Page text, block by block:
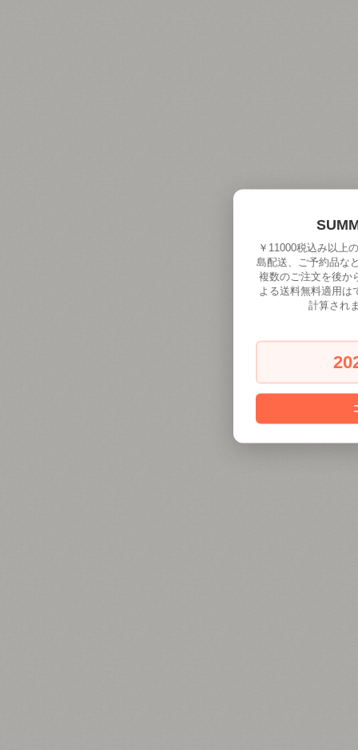
￥11000税込み以上
島配送、ご予約品な
複数のご注文を後か
よる送料無料適用は
計算され